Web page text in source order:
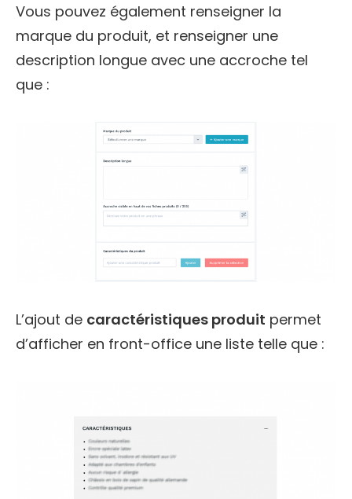
Vous pouvez également renseigner la
marque du produit, et renseigner une
description longue avec une accroche tel
que :
L’ajout de caractéristiques produit permet
d’afficher en front-office une liste telle que :